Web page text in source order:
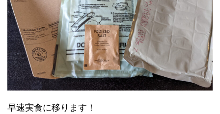
早速実食に移ります！